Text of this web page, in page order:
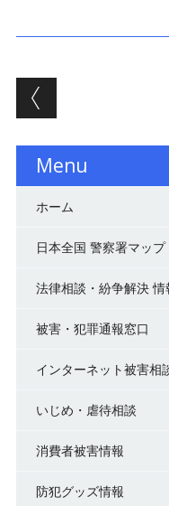
投稿ナビ
Menu
ホーム
日本全国 警察署マップ
法律相談・紛争解決 情
被害・犯罪通報窓口
インターネット被害相
いじめ・虐待相談
消費者被害情報
防犯グッズ情報